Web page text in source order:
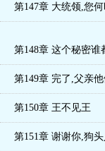
第147章 大统领,您
第148章 这个秘密谁
第149章 完了,父亲
第150章 王不见王
第151章 谢谢你,狗头